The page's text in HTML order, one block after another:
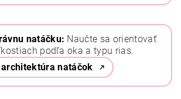
natáčku: Naučte sa orientovať
podľa oka a typu rias.
natáčok